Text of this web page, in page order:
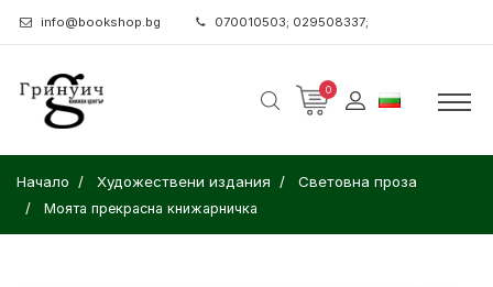
info@bookshop.bg 070010503; 029508337;
0
Начало Художествени издания Световна проза
Моята прекрасна книжарничка